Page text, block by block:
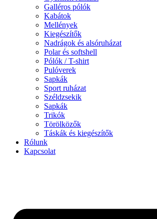
Galléros pólók
Kabátok
Mellények
Kiegészítők
Nadrágok és alsóruházat
Polar és softshell
Pólók / T-shirt
Pulóverek
Sapkák
Sport ruházat
Széldzsekik
Sapkák
Trikók
Törölközők
Táskák és kiegészítők
Rólunk
Kapcsolat